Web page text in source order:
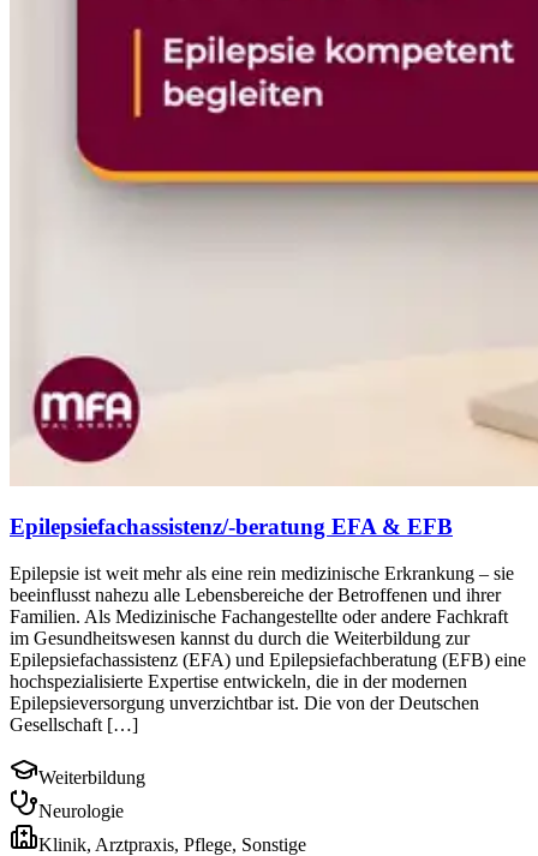
Epilepsiefachassistenz/-beratung EFA & EFB
Epilepsie ist weit mehr als eine rein medizinische Erkrankung – sie
beeinflusst nahezu alle Lebensbereiche der Betroffenen und ihrer
Familien. Als Medizinische Fachangestellte oder andere Fachkraft
im Gesundheitswesen kannst du durch die Weiterbildung zur
Epilepsiefachassistenz (EFA) und Epilepsiefachberatung (EFB) eine
hochspezialisierte Expertise entwickeln, die in der modernen
Epilepsieversorgung unverzichtbar ist. Die von der Deutschen
Gesellschaft […]
Weiterbildung
Neurologie
Klinik, Arztpraxis, Pflege, Sonstige